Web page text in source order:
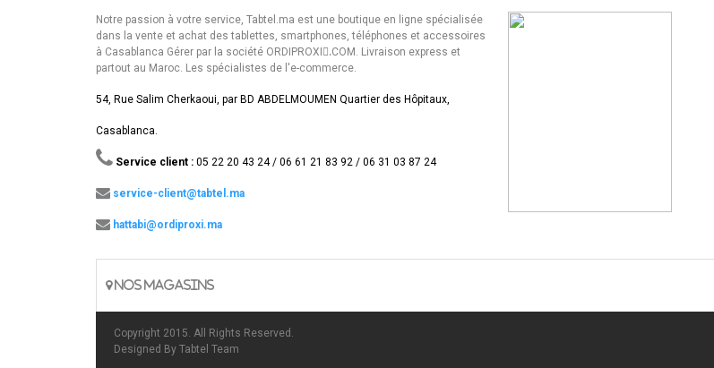
Notre passion à votre service, Tabtel.ma est une boutique en ligne spécialisée
dans la vente et achat des tablettes, smartphones, téléphones et accessoires
à Casablanca Gérer par la société ORDIPROXI.ِCOM. Livraison express et
partout au Maroc. Les spécialistes de l'e-commerce.
54, Rue Salim Cherkaoui, par BD ABDELMOUMEN Quartier des Hôpitaux,
Casablanca.
Service client : 05 22 20 43 24 / 06 61 21 83 92 / 06 31 03 87 24
service-client@tabtel.ma
hattabi@ordiproxi.ma
NOS MAGASINS
Copyright 2015. All Rights Reserved.
Designed By Tabtel Team